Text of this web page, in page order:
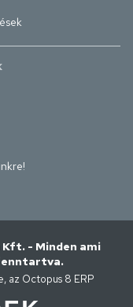
- Minden ami
az Octopus 8 ERP